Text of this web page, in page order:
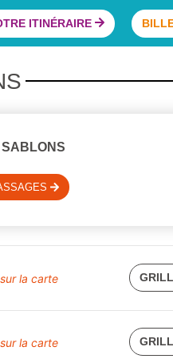
ITINÉRAIRE
SABLONS
la carte
la carte